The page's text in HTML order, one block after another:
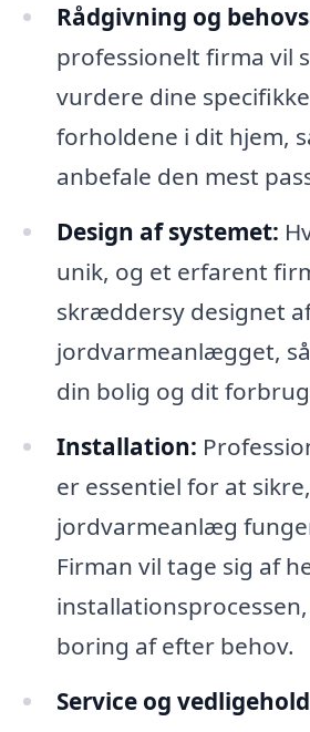
Rådgivning og
professionelt firma vil
vurdere dine
forholdene i dit hjem,
anbefale den mest
Design af systemet:
unik, og et erfarent
skræddersy designet
jordvarmeanlægget,
din bolig og dit
Installation:
er essentiel for at
jordvarmeanlæg
Firman vil tage sig af
boring af efter behov.
Service og